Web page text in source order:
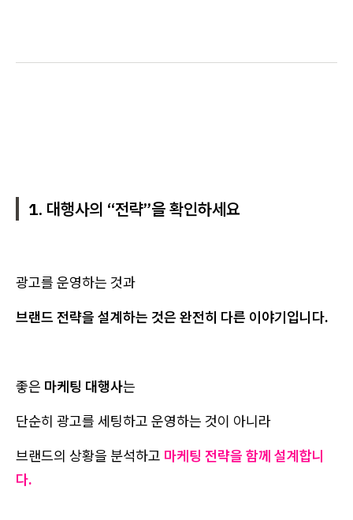
1. 대행사의 “전략”을 확인하세요
광고를 운영하는 것과
브랜드 전략을 설계하는 것은 완전히 다른 이야기입니다.
좋은 마케팅 대행사는
단순히 광고를 세팅하고 운영하는 것이 아니라
브랜드의 상황을 분석하고 마케팅 전략을 함께 설계합니
다.